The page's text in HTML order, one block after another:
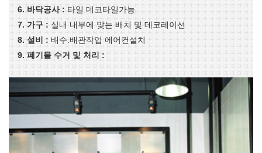
6. 바닥공사 : 타일.데코타일가능
7. 가구 : 실내 내부에 맞는 배치 및 데코레이션
8. 설비 : 배수.배관작업 에어컨설치
9. 폐기물 수거 및 처리 :